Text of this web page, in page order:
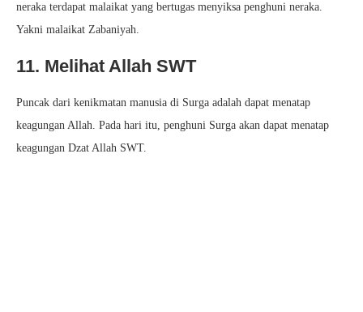
neraka terdapat malaikat yang bertugas menyiksa penghuni neraka.
Yakni malaikat Zabaniyah.
11. Melihat Allah SWT
Puncak dari kenikmatan manusia di Surga adalah dapat menatap
keagungan Allah. Pada hari itu, penghuni Surga akan dapat menatap
keagungan Dzat Allah SWT.